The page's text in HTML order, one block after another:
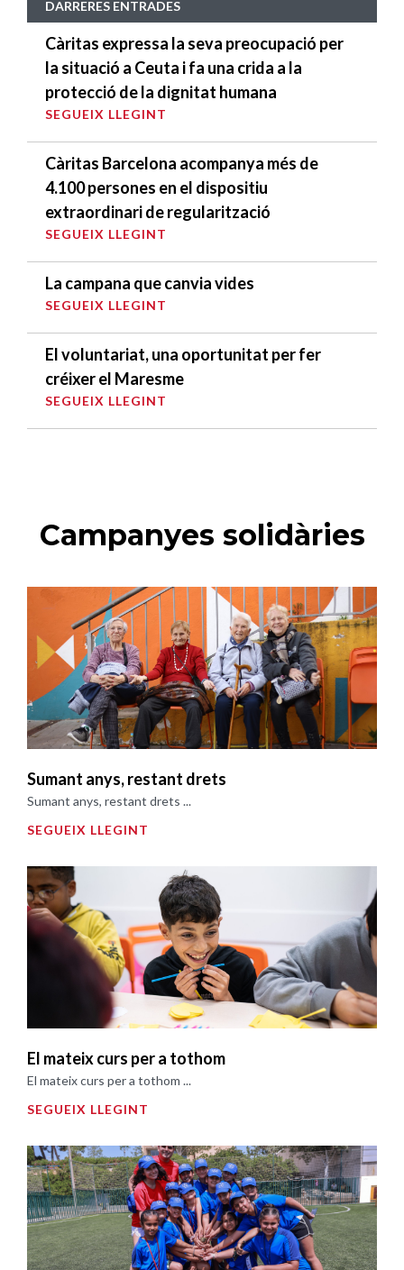
DARRERES ENTRADES
Càritas expressa la seva preocupació per
la situació a Ceuta i fa una crida a la
protecció de la dignitat humana
SEGUEIX LLEGINT
Càritas Barcelona acompanya més de
4.100 persones en el dispositiu
extraordinari de regularització
SEGUEIX LLEGINT
La campana que canvia vides
SEGUEIX LLEGINT
El voluntariat, una oportunitat per fer
créixer el Maresme
SEGUEIX LLEGINT
Campanyes solidàries
Sumant anys, restant drets
Sumant anys, restant drets ...
SEGUEIX LLEGINT
El mateix curs per a tothom
El mateix curs per a tothom ...
SEGUEIX LLEGINT